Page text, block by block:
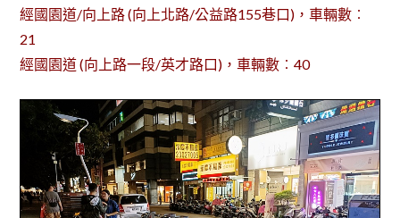
經國園道/向上路 (向上北路/公益路155巷口)，車輛數︰
21
經國園道 (向上路一段/英才路口)，車輛數︰40